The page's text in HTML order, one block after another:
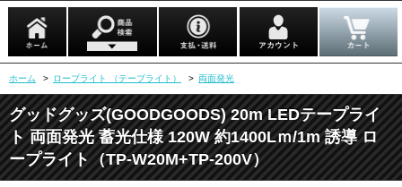
ホーム > ロープライト （テープライト） > 両面発光
グッドグッズ(GOODGOODS) 20m LEDテープライ
ト 両面発光 蓄光仕様 120W 約1400Lｍ/1m 誘導 ロ
ープライト（TP-W20M+TP-200V）